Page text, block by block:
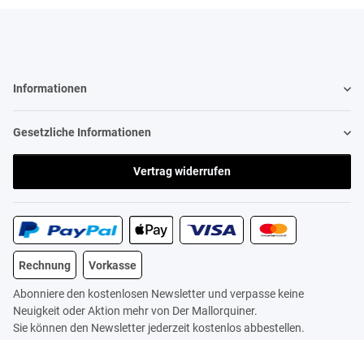
Informationen
Gesetzliche Informationen
Vertrag widerrufen
Rechnung Vorkasse
Abonniere den kostenlosen Newsletter und verpasse keine
Neuigkeit oder Aktion mehr von Der Mallorquiner.
Sie können den Newsletter jederzeit kostenlos abbestellen.